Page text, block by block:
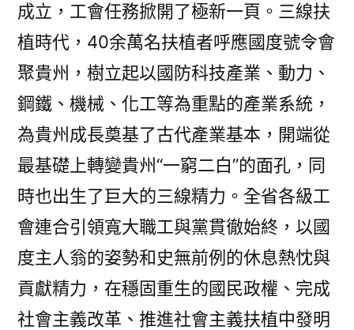
成立，工會任務掀開了極新一頁。三線扶
植時代，40余萬名扶植者呼應國度號令會
聚貴州，樹立起以國防科技產業、動力、
鋼鐵、機械、化工等為重點的產業系統，
為貴州成長奠基了古代產業基本，開端從
最基礎上轉變貴州“一窮二白”的面孔，同
時也出生了巨大的三線精力。全省各級工
會連合引領寬大職工與黨貫徹始終，以國
度主人翁的姿勢和史無前例的休息熱忱與
貢獻精力，在穩固重生的國民政權、完成
社會主義改革、推進社會主義扶植中發明